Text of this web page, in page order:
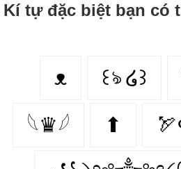
Kí tự đặc biệt bạn có
ᴥ ꒰ঌ ໒꒱
𓆩♛𓆪 ⬆